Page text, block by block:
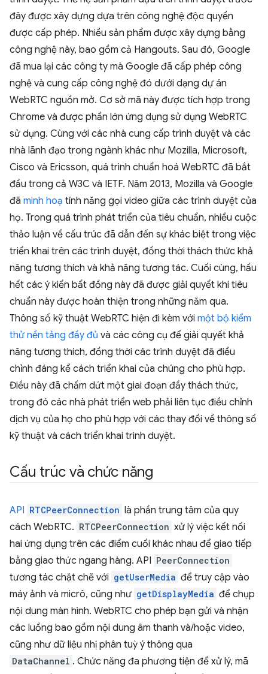
đây được xây dựng dựa trên công nghệ độc quyền
được cấp phép. Nhiều sản phẩm được xây dựng bằng
công nghệ này, bao gồm cả Hangouts. Sau đó, Google
đã mua lại các công ty mà Google đã cấp phép công
nghệ và cung cấp công nghệ đó dưới dạng dự án
WebRTC nguồn mở. Cơ sở mã này được tích hợp trong
Chrome và được phần lớn ứng dụng sử dụng WebRTC
sử dụng. Cùng với các nhà cung cấp trình duyệt và các
nhà lãnh đạo trong ngành khác như Mozilla, Microsoft,
Cisco và Ericsson, quá trình chuẩn hoá WebRTC đã bắt
đầu trong cả W3C và IETF. Năm 2013, Mozilla và Google
đã minh hoạ tính năng gọi video giữa các trình duyệt của
họ. Trong quá trình phát triển của tiêu chuẩn, nhiều cuộc
thảo luận về cấu trúc đã dẫn đến sự khác biệt trong việc
triển khai trên các trình duyệt, đồng thời thách thức khả
năng tương thích và khả năng tương tác. Cuối cùng, hầu
hết các ý kiến bất đồng này đã được giải quyết khi tiêu
chuẩn này được hoàn thiện trong những năm qua.
Thông số kỹ thuật WebRTC hiện đi kèm với một bộ kiểm
thử nền tảng đầy đủ và các công cụ để giải quyết khả
năng tương thích, đồng thời các trình duyệt đã điều
chỉnh đáng kể cách triển khai của chúng cho phù hợp.
Điều này đã chấm dứt một giai đoạn đầy thách thức,
trong đó các nhà phát triển web phải liên tục điều chỉnh
dịch vụ của họ cho phù hợp với các thay đổi về thông số
kỹ thuật và cách triển khai trình duyệt.
Cấu trúc và chức năng
API RTCPeerConnection là phần trung tâm của quy
cách WebRTC. RTCPeerConnection xử lý việc kết nối
hai ứng dụng trên các điểm cuối khác nhau để giao tiếp
bằng giao thức ngang hàng. API PeerConnection
tương tác chặt chẽ với getUserMedia để truy cập vào
máy ảnh và micrô, cũng như getDisplayMedia để chụp
nội dung màn hình. WebRTC cho phép bạn gửi và nhận
các luồng bao gồm nội dung âm thanh và/hoặc video,
cũng như dữ liệu nhị phân tuỳ ý thông qua
DataChannel . Chức năng đa phương tiện để xử lý, mã